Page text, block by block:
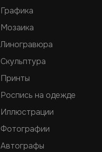
Графика
Мозаика
Линогравюра
Скульптура
Принты
Роспись на одежде
Иллюстрации
Фотографии
Автографы